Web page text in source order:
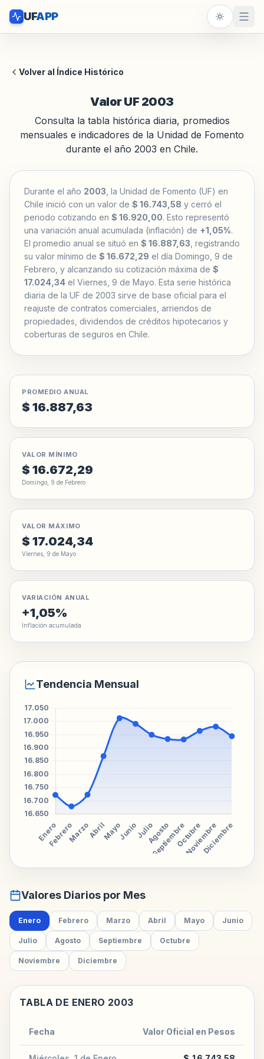
UFAPP
Volver al Índice Histórico
Valor UF 2003
Consulta la tabla histórica diaria, promedios
mensuales e indicadores de la Unidad de Fomento
durante el año 2003 en Chile.
Durante el año 2003 , la Unidad de Fomento (UF) en
Chile inició con un valor de $ 16.743,58 y cerró el
periodo cotizando en $ 16.920,00. Esto representó
una variación anual acumulada (inflación) de +1,05%.
El promedio anual se situó en $ 16.887,63 , registrando
su valor mínimo de $ 16.672,29 el día Domingo, 9 de
Febrero, y alcanzando su cotización máxima de $
17.024,34 el Viernes, 9 de Mayo. Esta serie histórica
diaria de la UF de 2003 sirve de base oficial para el
reajuste de contratos comerciales, arriendos de
propiedades, dividendos de créditos hipotecarios y
coberturas de seguros en Chile.
PROMEDIO ANUAL
$ 16.887,63
VALOR MÍNIMO
$ 16.672,29
Domingo, 9 de Febrero
VALOR MÁXIMO
$ 17.024,34
Viernes, 9 de Mayo
VARIACIÓN ANUAL
+1,05%
Inflación acumulada
Tendencia Mensual
Valores Diarios por Mes
Enero Febrero Marzo Abril Mayo Junio
Julio Agosto Septiembre Octubre
Noviembre Diciembre
TABLA DE ENERO 2003
Fecha Valor Oficial en Pesos